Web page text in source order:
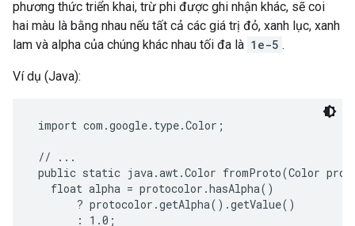
phương thức triển khai, trừ phi được ghi nhận khác, sẽ coi
hai màu là bằng nhau nếu tất cả các giá trị đỏ, xanh lục, xanh
lam và alpha của chúng khác nhau tối đa là 1e-5 .
Ví dụ (Java):
import com.google.type.Color;
// ...
public static java.awt.Color fromProto(Color
   float alpha = protocolor.hasAlpha()
       ? protocolor.getAlpha().getValue()
       : 1.0;